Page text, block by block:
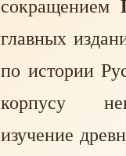
сокращением
главных
по истории
корпусу
изучение